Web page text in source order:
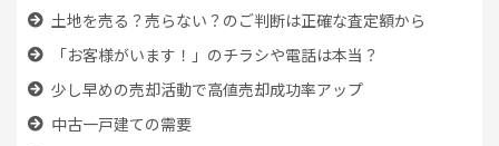
土地を売る？売らない？のご判断は正確な査定額から
「お客様がいます！」のチラシや電話は本当？
少し早めの売却活動で高値売却成功率アップ
中古一戸建ての需要